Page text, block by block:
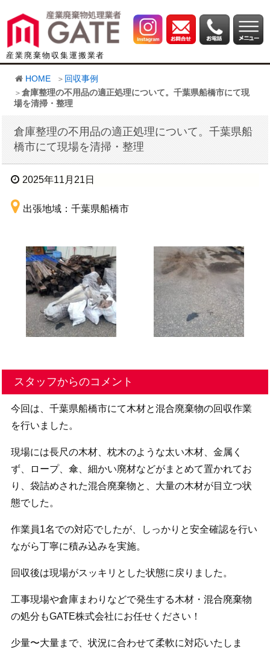
産業廃棄物収集運搬業者
HOME
回収事例
倉庫整理の不用品の適正処理について。千葉県船橋市にて現
場を清掃・整理
倉庫整理の不用品の適正処理について。千葉県船
橋市にて現場を清掃・整理
2025年11月21日
出張地域：千葉県船橋市
スタッフからのコメント
今回は、千葉県船橋市にて木材と混合廃棄物の回収作業
を行いました。
現場には長尺の木材、枕木のような太い木材、金属く
ず、ロープ、傘、細かい廃材などがまとめて置かれてお
り、袋詰めされた混合廃棄物と、大量の木材が目立つ状
態でした。
作業員1名での対応でしたが、しっかりと安全確認を行い
ながら丁寧に積み込みを実施。
回収後は現場がスッキリとした状態に戻りました。
工事現場や倉庫まわりなどで発生する木材・混合廃棄物
の処分もGATE株式会社にお任せください！
少量〜大量まで、状況に合わせて柔軟に対応いたしま